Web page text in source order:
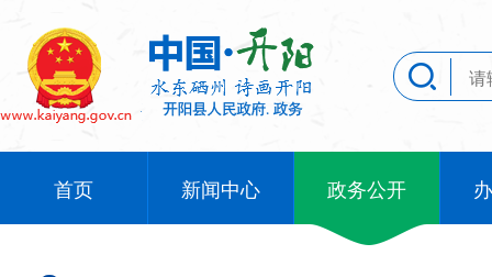
首页 新闻中心 政务公开